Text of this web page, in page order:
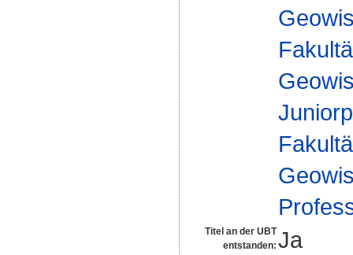
Titel an der UBT
entstanden: Ja